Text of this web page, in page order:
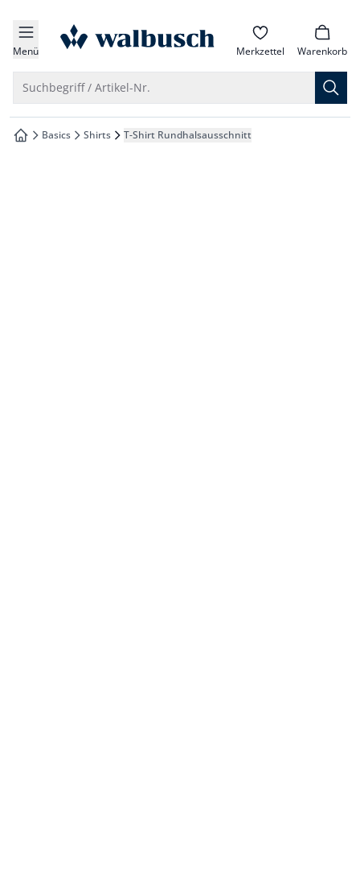
springen
springen
springen
springen
Menü zur Startseite Merkzettel Warenkorb
Suchbegriff / Artikel-Nr.
zur Startseite
Basics Shirts T-Shirt Rundhalsausschnitt